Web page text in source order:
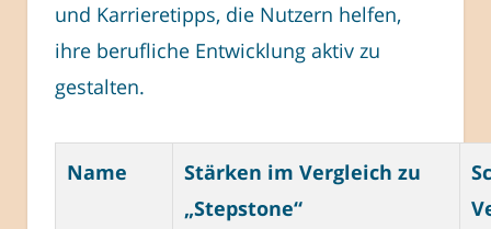
und Karrieretipps, die Nutzern helfen,
ihre berufliche Entwicklung aktiv zu
gestalten.
Name
Stärken im Vergleich zu
„Stepstone“